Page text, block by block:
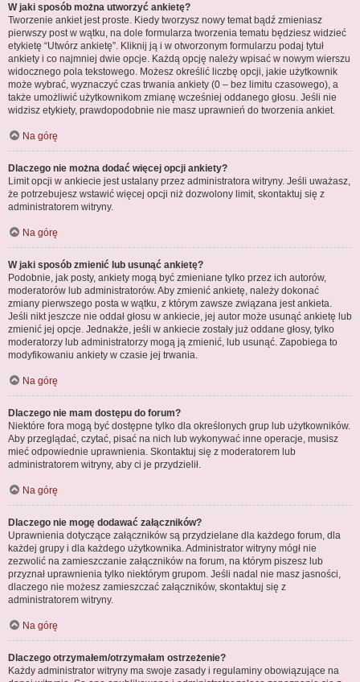
W jaki sposób można utworzyć ankietę?
Tworzenie ankiet jest proste. Kiedy tworzysz nowy temat bądź zmieniasz
pierwszy post w wątku, na dole formularza tworzenia tematu będziesz widzieć
etykietę “Utwórz ankietę”. Kliknij ją i w otworzonym formularzu podaj tytuł
ankiety i co najmniej dwie opcje. Każdą opcję należy wpisać w nowym wierszu
widocznego pola tekstowego. Możesz określić liczbę opcji, jakie użytkownik
może wybrać, wyznaczyć czas trwania ankiety (0 – bez limitu czasowego), a
także umożliwić użytkownikom zmianę wcześniej oddanego głosu. Jeśli nie
widzisz etykiety, prawdopodobnie nie masz uprawnień do tworzenia ankiet.
Na górę
Dlaczego nie można dodać więcej opcji ankiety?
Limit opcji w ankiecie jest ustalany przez administratora witryny. Jeśli uważasz,
że potrzebujesz wstawić więcej opcji niż dozwolony limit, skontaktuj się z
administratorem witryny.
Na górę
W jaki sposób zmienić lub usunąć ankietę?
Podobnie, jak posty, ankiety mogą być zmieniane tylko przez ich autorów,
moderatorów lub administratorów. Aby zmienić ankietę, należy dokonać
zmiany pierwszego posta w wątku, z którym zawsze związana jest ankieta.
Jeśli nikt jeszcze nie oddał głosu w ankiecie, jej autor może usunąć ankietę lub
zmienić jej opcje. Jednakże, jeśli w ankiecie zostały już oddane głosy, tylko
moderatorzy lub administratorzy mogą ją zmienić, lub usunąć. Zapobiega to
modyfikowaniu ankiety w czasie jej trwania.
Na górę
Dlaczego nie mam dostępu do forum?
Niektóre fora mogą być dostępne tylko dla określonych grup lub użytkowników.
Aby przeglądać, czytać, pisać na nich lub wykonywać inne operacje, musisz
mieć odpowiednie uprawnienia. Skontaktuj się z moderatorem lub
administratorem witryny, aby ci je przydzielił.
Na górę
Dlaczego nie mogę dodawać załączników?
Uprawnienia dotyczące załączników są przydzielane dla każdego forum, dla
każdej grupy i dla każdego użytkownika. Administrator witryny mógł nie
zezwolić na zamieszczanie załączników na forum, na którym piszesz lub
przyznał uprawnienia tylko niektórym grupom. Jeśli nadal nie masz jasności,
dlaczego nie możesz zamieszczać załączników, skontaktuj się z
administratorem witryny.
Na górę
Dlaczego otrzymałem/otrzymałam ostrzeżenie?
Każdy administrator witryny ma swoje zasady i regulaminy obowiązujące na